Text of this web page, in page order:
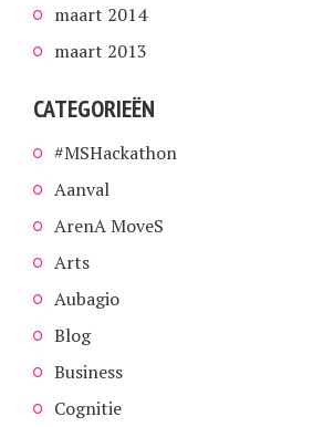
maart 2014
maart 2013
CATEGORIEËN
#MSHackathon
Aanval
ArenA MoveS
Arts
Aubagio
Blog
Business
Cognitie